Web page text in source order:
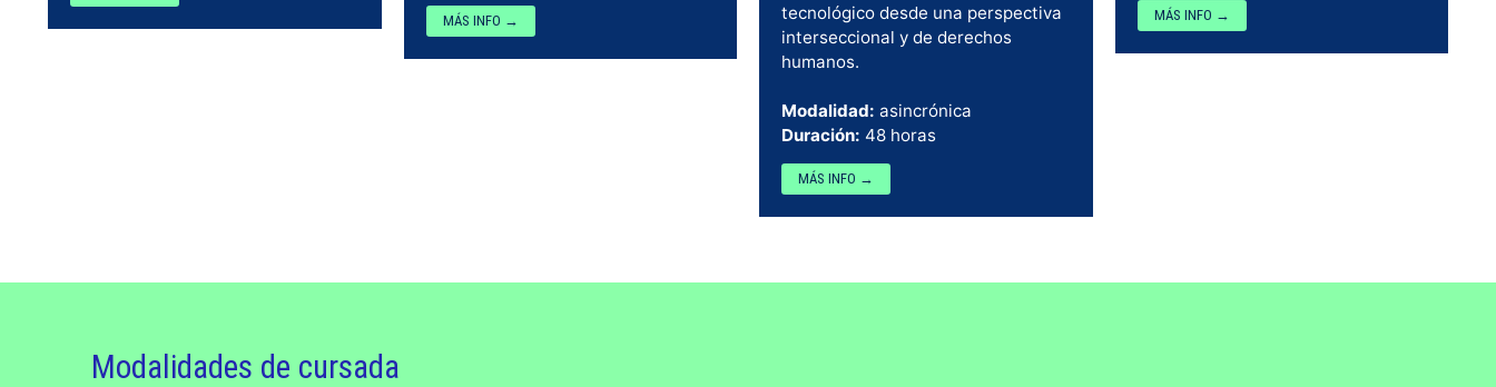
MÁS INFO →
tecnológico desde una perspectiva
interseccional y de derechos
humanos.
Modalidad: asincrónica
Duración: 48 horas
MÁS INFO →
MÁS INFO →
Modalidades de cursada